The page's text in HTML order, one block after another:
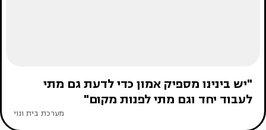
"יש בינינו מספיק אמון כדי לדעת גם מתי
לעבוד יחד וגם מתי לפנות מקום"
מערכת בית ונוי